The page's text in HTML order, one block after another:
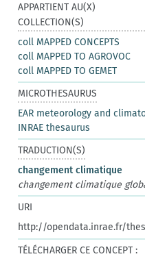
APPARTIENT AU(X)
COLLECTION(S)
coll MAPPED CONCEPTS
coll MAPPED TO AGROVOC
coll MAPPED TO GEMET
MICROTHESAURUS
EAR meteorology and
INRAE thesaurus
TRADUCTION(S)
changement climatique
changement climatique
URI
http://opendata.inrae.fr/
TÉLÉCHARGER CE CONCEPT :